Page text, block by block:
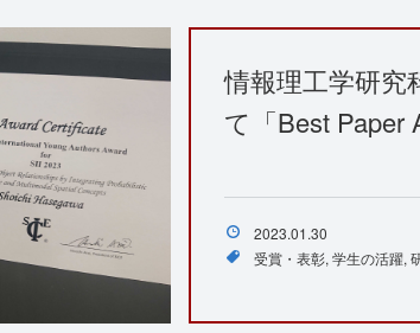
情報理工学研究
て「Best Paper
2023.01.30
受賞・表彰 学生の活躍